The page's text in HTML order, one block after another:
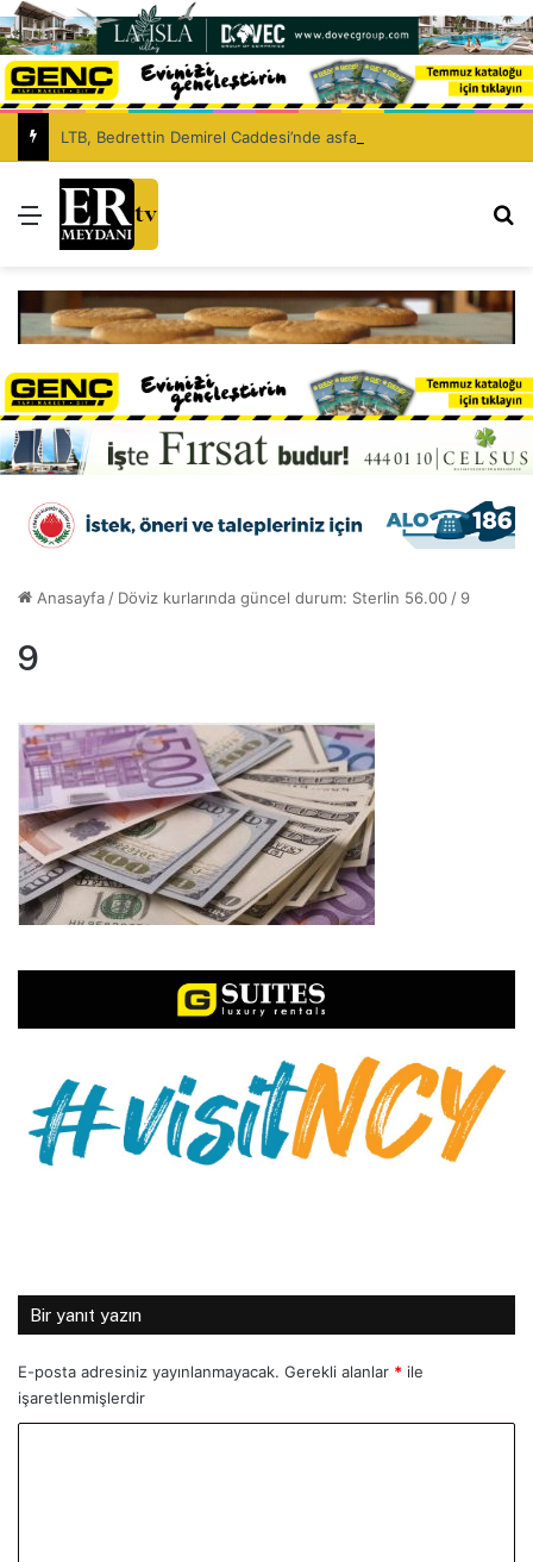
Menü
Anasayfa / Döviz kurlarında güncel durum: Sterlin 56.00 / 9
9
Bir yanıt yazın
E-posta adresiniz yayınlanmayacak. Gerekli alanlar * ile
işaretlenmişlerdir